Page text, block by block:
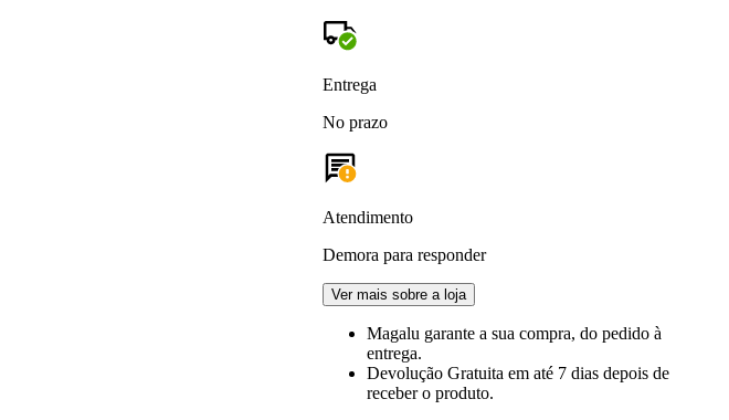
Entrega
No prazo
Atendimento
Demora para responder
Ver mais sobre a loja
Magalu garante a sua compra, do pedido à
entrega.
Devolução Gratuita em até 7 dias depois de
receber o produto.